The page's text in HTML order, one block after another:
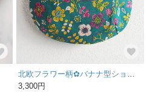
3,300円